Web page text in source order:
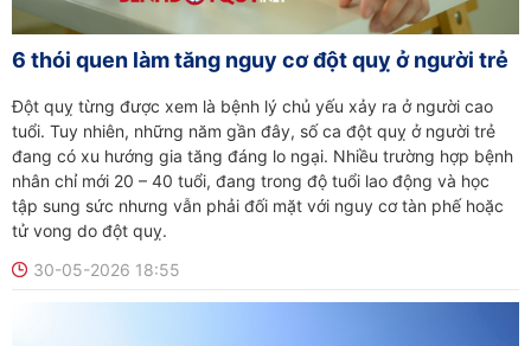
6 thói quen làm tăng nguy cơ đột quỵ ở người trẻ
Đột quỵ từng được xem là bệnh lý chủ yếu xảy ra ở người cao
tuổi. Tuy nhiên, những năm gần đây, số ca đột quỵ ở người trẻ
đang có xu hướng gia tăng đáng lo ngại. Nhiều trường hợp bệnh
nhân chỉ mới 20 – 40 tuổi, đang trong độ tuổi lao động và học
tập sung sức nhưng vẫn phải đối mặt với nguy cơ tàn phế hoặc
tử vong do đột quỵ.
30-05-2026 18:55